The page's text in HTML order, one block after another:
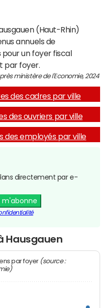
(Haut-Rhin)
annuels de
pour un foyer fiscal
par foyer.
ministère de l'Economie, 2024
des cadres par ville
des ouvriers par ville
des employés par ville
directement par e-
m'abonne
Hausgauen
par foyer (source :